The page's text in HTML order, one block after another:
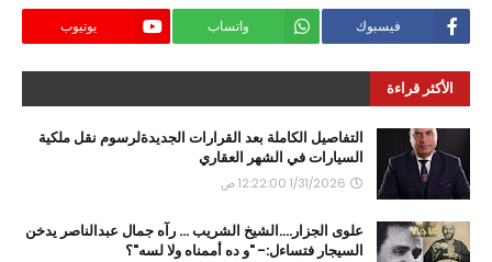
فيسبوك واتساب يوتيوب
الأكثر قراءة
التفاصيل الكاملة بعد القرارات الجديدةلرسوم نقل ملكية
السيارات في الشهر العقاري
1/31/2026 12:22:00 ص
علوى الجزار....الشيخ الشريب ... رآه جمال عبدالناصر يدخن
السيجار فتساءل:- "و ده أممناه ولا لسه"؟